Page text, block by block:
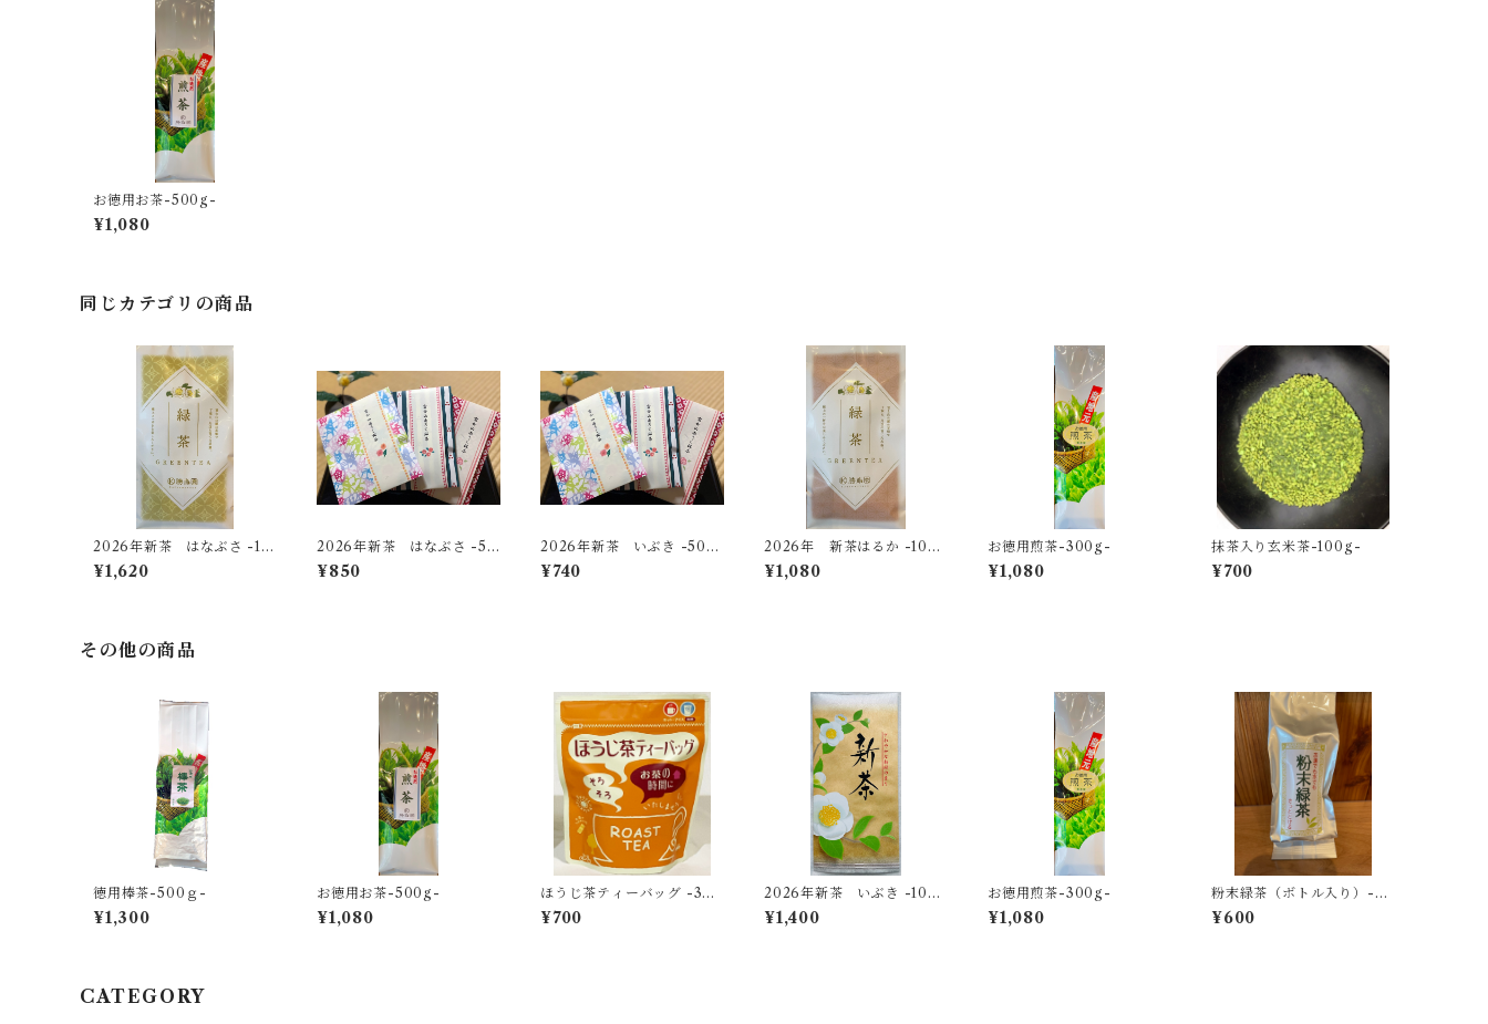
お徳用お茶-500g-
¥1,080
同じカテゴリの商品
2026年新茶 はなぶさ -10
0ｇ-
¥1,620
2026年新茶 はなぶさ -50
ｇ-【無料ギフト個包装】
¥850
2026年新茶 いぶき -50
ｇ-【無料ギフト個包装】
¥740
2026年 新茶はるか -100
ｇ-
¥1,080
お徳用煎茶-300g-
¥1,080
抹茶入り玄米茶-100g-
¥700
その他の商品
徳用棒茶-500ｇ-
¥1,300
お徳用お茶-500g-
¥1,080
ほうじ茶ティーバッグ -3g×
15個入-
¥700
2026年新茶 いぶき -100
ｇ-
¥1,400
お徳用煎茶-300g-
¥1,080
粉末緑茶（ボトル入り）-40
g-
¥600
CATEGORY